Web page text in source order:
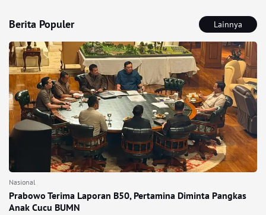
Berita Populer Lainnya
Nasional
Prabowo Terima Laporan B50, Pertamina Diminta Pangkas
Anak Cucu BUMN